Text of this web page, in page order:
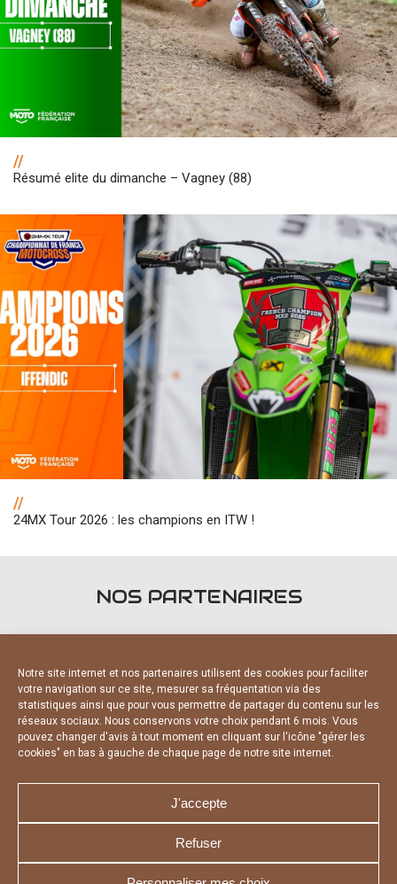
Notre site internet et nos partenaires utilisent des cookies pour faciliter
votre navigation sur ce site, mesurer sa fréquentation via des
statistiques ainsi que pour vous permettre de partager du contenu sur les
réseaux sociaux. Nous conservons votre choix pendant 6 mois. Vous
pouvez changer d'avis à tout moment en cliquant sur l'icône "gérer les
cookies" en bas à gauche de chaque page de notre site internet.
J'accepte
Refuser
//
Résumé elite du dimanche – Vagney (88)
//
24MX Tour 2026 : les champions en ITW !
NOS PARTENAIRES
PARTENAIRES OFFICIELS
NOUS CONTACTER
MENTIONS LÉGALES
CHARTE DE CONFIDENTIALITÉ
DÉCLARATION DE CONFIDENTIALITÉ